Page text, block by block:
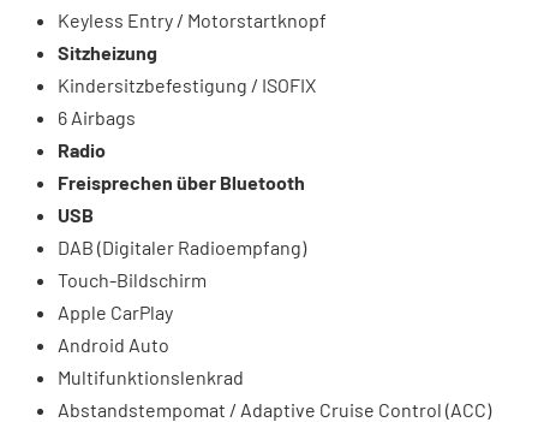
Keyless Entry / Motorstartknopf
Sitzheizung
Kindersitzbefestigung / ISOFIX
6 Airbags
Radio
Freisprechen über Bluetooth
USB
DAB (Digitaler Radioempfang)
Touch-Bildschirm
Apple CarPlay
Android Auto
Multifunktionslenkrad
Abstandstempomat / Adaptive Cruise Control (ACC)